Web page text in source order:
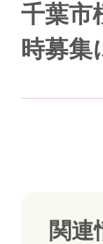
千葉市
時募集
関連